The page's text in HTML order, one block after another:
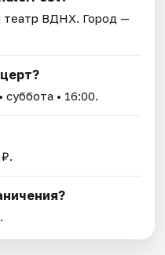
театр ВДНХ. Город —
• суббота • 16:00.